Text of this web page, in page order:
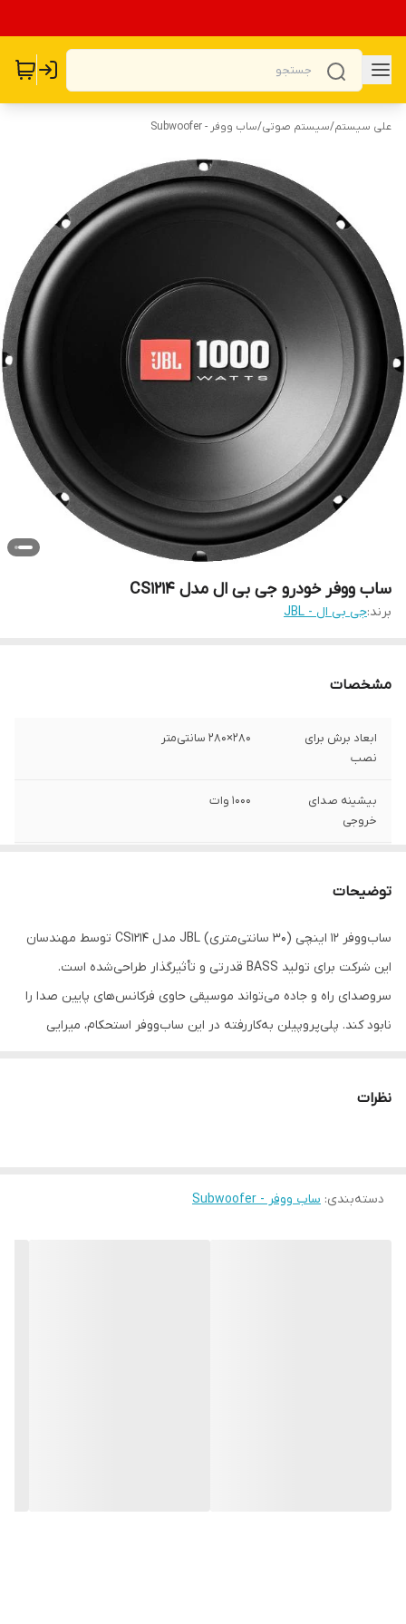
علی سیستم/سیستم صوتی/ساب ووفر - Subwoofer
ساب ووفر خودرو جی بی ال مدل CS1214
برند:جی بی ال - JBL
مشخصات
ابعاد برش برای
نصب
280×280 سانتی‌متر
بیشینه صدای
خروجی
1000 وات
عمق نصب 153 میلی‌متر
فرکانس پاسخ‌گویی 35-200 هرتز
نوع بلندگو دایره ای
توضیحات
ساب‌ووفر 12 اینچی (30 سانتی‌متری) JBL مدل CS1214 توسط مهندسان
این شرکت برای تولید BASS قدرتی و تأثیرگذار طراحی‌شده است.
سروصدای راه و جاده می‌تواند موسیقی حاوی فرکانس‌های پایین صدا را
نابود کند. پلی‌پروپیلن به‌کاررفته در این ساب‌ووفر استحکام، میرایی
ساب‌ووفر CS1214 بسیار آسان است.
نظرات
دسته‌بندی: ساب ووفر - Subwoofer